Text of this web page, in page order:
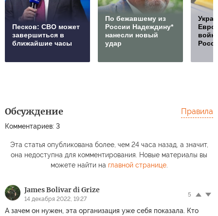
Песков: СВО может
завершиться в
ближайшие часы
По бежавшему из
России Надеждину*
нанесли новый
удар
Обсуждение
Комментариев: 3
Правила
Эта статья опубликована более, чем 24 часа назад, а значит,
она недоступна для комментирования. Новые материалы вы
можете найти на главной странице.
James Bolivar di Grize
14 декабря 2022, 19:27
5
А зачем он нужен, эта организация уже себя показала. Кто